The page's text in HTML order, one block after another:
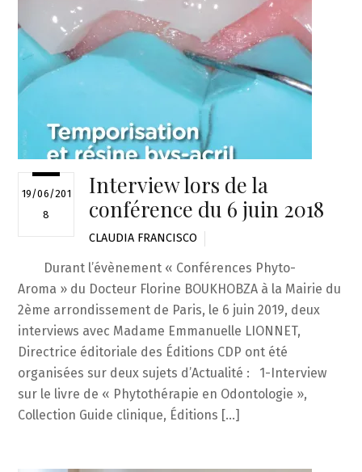
19/06/201
8
Interview lors de la
conférence du 6 juin 2018
CLAUDIA FRANCISCO
Durant l’évènement « Conférences Phyto-
Aroma » du Docteur Florine BOUKHOBZA à la Mairie du
2ème arrondissement de Paris, le 6 juin 2019, deux
interviews avec Madame Emmanuelle LIONNET,
Directrice éditoriale des Éditions CDP ont été
organisées sur deux sujets d’Actualité : 1-Interview
sur le livre de « Phytothérapie en Odontologie »,
Collection Guide clinique, Éditions […]